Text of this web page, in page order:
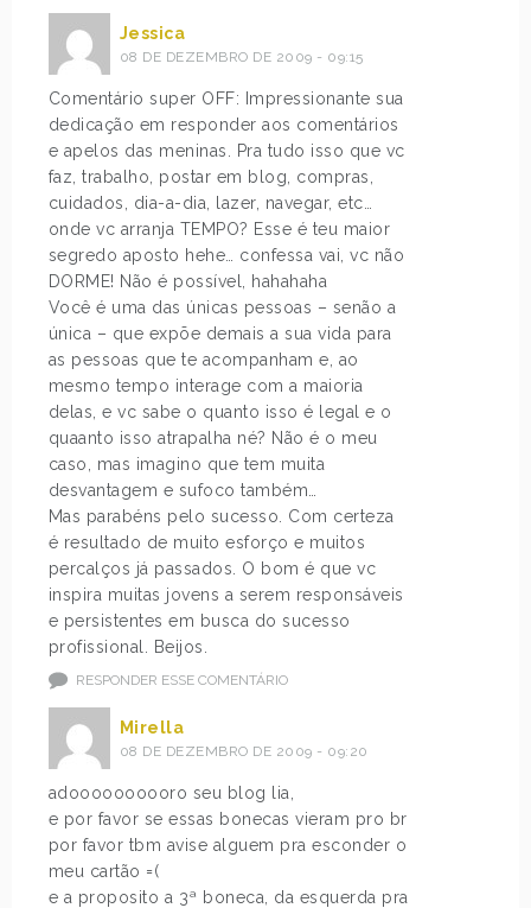
Jessica
08 DE DEZEMBRO DE 2009 - 09:15
Comentário super OFF: Impressionante sua
dedicação em responder aos comentários
e apelos das meninas. Pra tudo isso que vc
faz, trabalho, postar em blog, compras,
cuidados, dia-a-dia, lazer, navegar, etc…
onde vc arranja TEMPO? Esse é teu maior
segredo aposto hehe… confessa vai, vc não
DORME! Não é possível, hahahaha
Você é uma das únicas pessoas – senão a
única – que expõe demais a sua vida para
as pessoas que te acompanham e, ao
mesmo tempo interage com a maioria
delas, e vc sabe o quanto isso é legal e o
quaanto isso atrapalha né? Não é o meu
caso, mas imagino que tem muita
desvantagem e sufoco também…
Mas parabéns pelo sucesso. Com certeza
é resultado de muito esforço e muitos
percalços já passados. O bom é que vc
inspira muitas jovens a serem responsáveis
e persistentes em busca do sucesso
profissional. Beijos.
RESPONDER ESSE COMENTÁRIO
Mirella
08 DE DEZEMBRO DE 2009 - 09:20
adoooooooooro seu blog lia,
e por favor se essas bonecas vieram pro br
por favor tbm avise alguem pra esconder o
meu cartão =(
e a proposito a 3ª boneca, da esquerda pra